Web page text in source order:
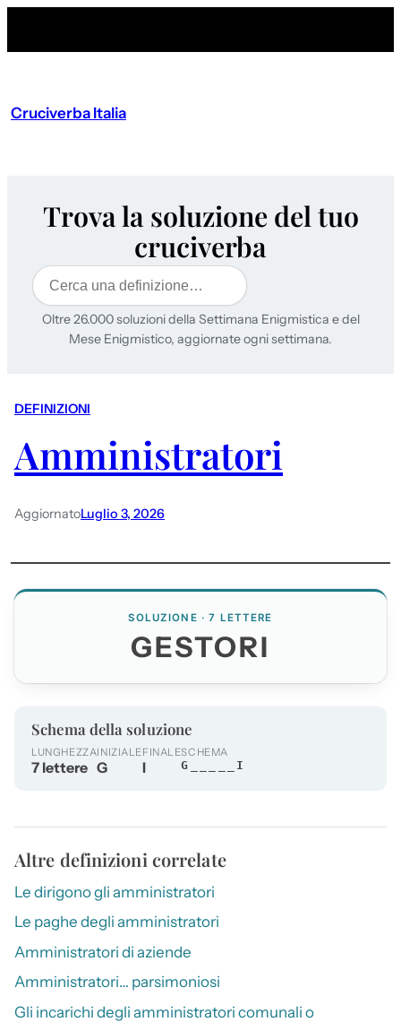
Cruciverba Italia
Trova la soluzione del tuo
cruciverba
Cerca
Oltre 26.000 soluzioni della Settimana Enigmistica e del
Mese Enigmistico, aggiornate ogni settimana.
DEFINIZIONI
Amministratori
AggiornatoLuglio 3, 2026
SOLUZIONE · 7 LETTERE
GESTORI
Schema della soluzione
LUNGHEZZA
7 lettere
INIZIALE
G
FINALE
I
SCHEMA
G_____I
Altre definizioni correlate
Le dirigono gli amministratori
Le paghe degli amministratori
Amministratori di aziende
Amministratori… parsimoniosi
Gli incarichi degli amministratori comunali o